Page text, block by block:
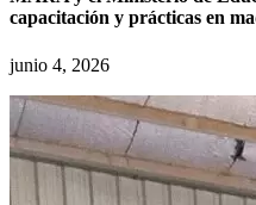
capacitación y prácticas en
junio 4, 2026